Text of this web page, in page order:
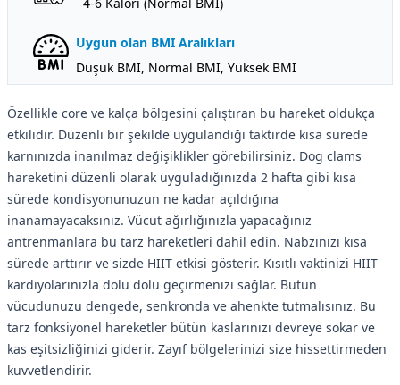
Uygun olan BMI Aralıkları
Düşük BMI, Normal BMI, Yüksek BMI
Özellikle core ve kalça bölgesini çalıştıran bu hareket oldukça
etkilidir. Düzenli bir şekilde uygulandığı taktirde kısa sürede
karnınızda inanılmaz değişiklikler görebilirsiniz. Dog clams
hareketini düzenli olarak uyguladığınızda 2 hafta gibi kısa
sürede kondisyonunuzun ne kadar açıldığına
inanamayacaksınız. Vücut ağırlığınızla yapacağınız
antrenmanlara bu tarz hareketleri dahil edin. Nabzınızı kısa
sürede arttırır ve sizde HIIT etkisi gösterir. Kısıtlı vaktinizi HIIT
kardiyolarınızla dolu dolu geçirmenizi sağlar. Bütün
vücudunuzu dengede, senkronda ve ahenkte tutmalısınız. Bu
tarz fonksiyonel hareketler bütün kaslarınızı devreye sokar ve
kas eşitsizliğinizi giderir. Zayıf bölgelerinizi size hissettirmeden
kuvvetlendirir.